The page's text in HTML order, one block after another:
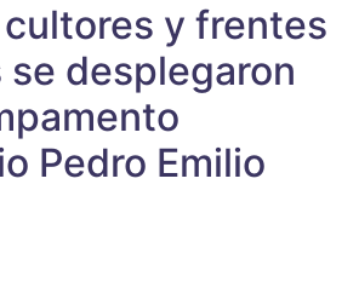
y frentes
se desplegaron
Pedro Emilio